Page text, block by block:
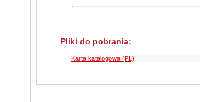
Pliki do pobrania:
Karta katalogowa (PL)